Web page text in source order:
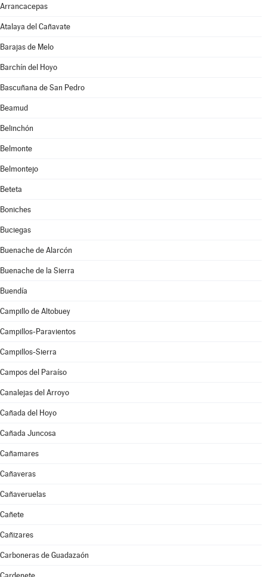
Arrancacepas
Atalaya del Cañavate
Barajas de Melo
Barchín del Hoyo
Bascuñana de San Pedro
Beamud
Belinchón
Belmonte
Belmontejo
Beteta
Boniches
Buciegas
Buenache de Alarcón
Buenache de la Sierra
Buendía
Campillo de Altobuey
Campillos-Paravientos
Campillos-Sierra
Campos del Paraíso
Canalejas del Arroyo
Cañada del Hoyo
Cañada Juncosa
Cañamares
Cañaveras
Cañaveruelas
Cañete
Cañizares
Carboneras de Guadazaón